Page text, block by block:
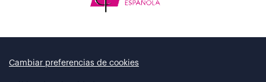
Cambiar preferencias de cookies